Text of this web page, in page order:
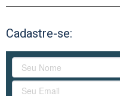
Cadastre-se: